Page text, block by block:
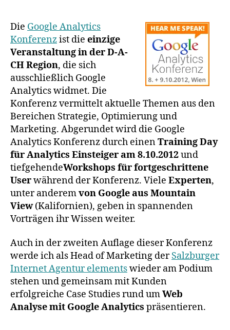
Google
Analytics
Konferenz
in
Wien
Die Google Analytics
Konferenzist die einzige
Veranstaltung in der D-A-
CH Region, die sich
ausschließlich Google
Analytics widmet. Die
Konferenz vermittelt aktuelle Themen aus den
Bereichen Strategie, Optimierung und
Marketing. Abgerundet wird die Google
Analytics Konferenz durch einenTraining Day
für Analytics Einsteiger am 8.10.2012und
tiefgehendeWorkshops für fortgeschrittene
Userwährend der Konferenz. Viele Experten,
unter anderemvon Google aus Mountain
View(Kalifornien), geben in spannenden
Vorträgen ihr Wissen weiter.
Auch in der zweiten Auflage dieser Konferenz
werde ich als Head of Marketing derSalzburger
Internet Agentur elementswieder am Podium
stehen und gemeinsam mit Kunden
erfolgreiche Case Studies rund umWeb
Analyse mit Google Analytics präsentieren.